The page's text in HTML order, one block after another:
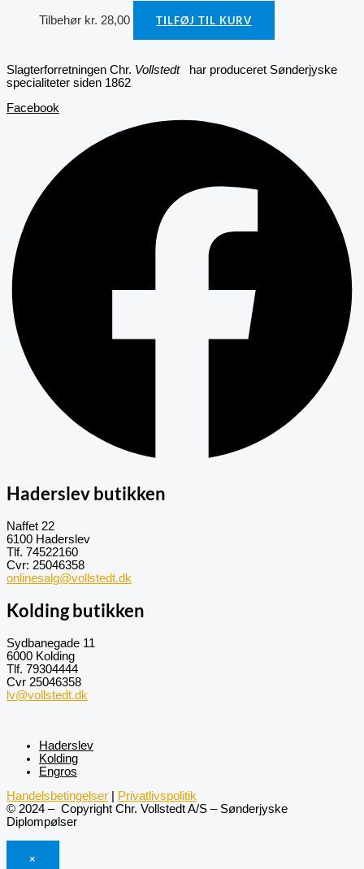
Tilbehør kr. 28,00 TILFØJ TIL KURV
Slagterforretningen Chr. Vollstedthar produceret Sønderjyske
specialiteter siden 1862
Facebook
Haderslev butikken
Naffet 22
6100 Haderslev
Tlf. 74522160
Cvr: 25046358
onlinesalg@vollstedt.dk
Kolding butikken
Sydbanegade 11
6000 Kolding
Tlf. 79304444
Cvr 25046358
lv@vollstedt.dk
Haderslev
Kolding
Engros
Handelsbetingelser
Privatlivspolitik
© 2024 – Copyright Chr. Vollstedt A/S – Sønderjyske
Diplompølser
×